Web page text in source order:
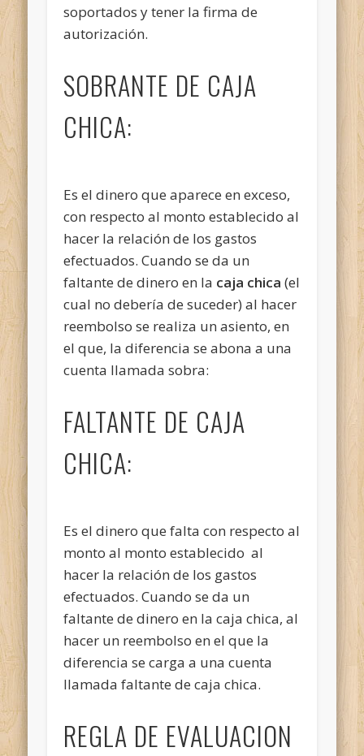
soportados y tener la firma de
autorización.
SOBRANTE DE CAJA
CHICA:
Es el dinero que aparece en exceso,
con respecto al monto establecido al
hacer la relación de los gastos
efectuados. Cuando se da un
faltante de dinero en la caja chica (el
cual no debería de suceder) al hacer
reembolso se realiza un asiento, en
el que, la diferencia se abona a una
cuenta llamada sobra:
FALTANTE DE CAJA
CHICA:
Es el dinero que falta con respecto al
monto al monto establecido al
hacer la relación de los gastos
efectuados. Cuando se da un
faltante de dinero en la caja chica, al
hacer un reembolso en el que la
diferencia se carga a una cuenta
llamada faltante de caja chica.
REGLA DE EVALUACION